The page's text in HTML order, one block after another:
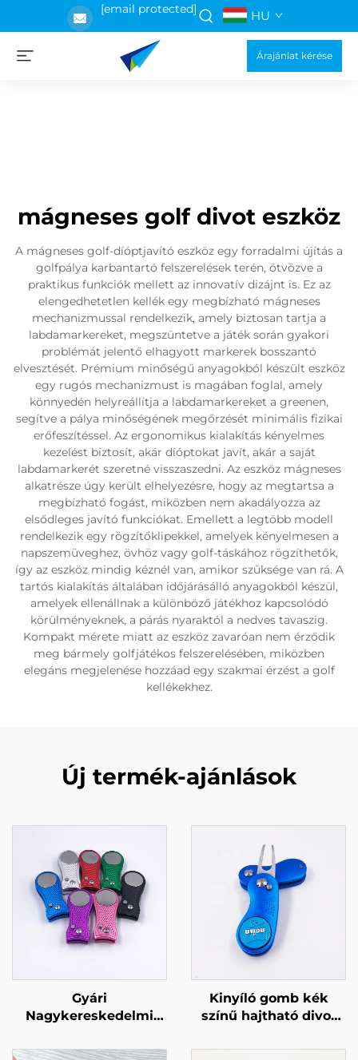
[email protected] HU
Árajánlat kérése
mágneses golf divot eszköz
A mágneses golf-díóptjavító eszköz egy forradalmi újítás a
golfpálya karbantartó felszerelések terén, ötvözve a
praktikus funkciók mellett az innovatív dizájnt is. Ez az
elengedhetetlen kellék egy megbízható mágneses
mechanizmussal rendelkezik, amely biztosan tartja a
labdamarkereket, megszüntetve a játék során gyakori
problémát jelentő elhagyott markerek bosszantó
elvesztését. Prémium minőségű anyagokból készült eszköz
egy rugós mechanizmust is magában foglal, amely
könnyedén helyreállítja a labdamarkereket a greenen,
segítve a pálya minőségének megőrzését minimális fizikai
erőfeszítéssel. Az ergonomikus kialakítás kényelmes
kezelést biztosít, akár díóptokat javít, akár a saját
labdamarkerét szeretné visszaszedni. Az eszköz mágneses
alkatrésze úgy került elhelyezésre, hogy az megtartsa a
megbízható fogást, miközben nem akadályozza az
elsődleges javító funkciókat. Emellett a legtöbb modell
rendelkezik egy rögzítőklipekkel, amelyek kényelmesen a
napszemüveghez, övhöz vagy golf-táskához rögzíthetők,
így az eszköz mindig kéznél van, amikor szüksége van rá. A
tartós kialakítás általában időjárásálló anyagokból készül,
amelyek ellenállnak a különböző játékhoz kapcsolódó
körülményeknek, a párás nyaraktól a nedves tavaszig.
Kompakt mérete miatt az eszköz zavaróan nem érződik
meg bármely golfjátékos felszerelésében, miközben
elegáns megjelenése hozzáad egy szakmai érzést a golf
kellékekhez.
Új termék-ajánlások
Gyári
Nagykereskedelmi
Javítóeszköz
Kinyíló gomb kék
színű hajtható divot
golfpálya fém jelölővel